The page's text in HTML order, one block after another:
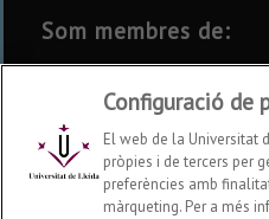
Som membres de:
CSUC REBIUN CRUE
Configuració de
El web de la Universitat
pròpies i de tercers per
preferències amb
màrqueting. Per a més